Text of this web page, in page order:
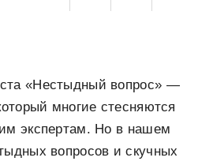
«Нестыдный вопрос» —
многие стесняются
экспертам. Но в нашем
вопросов и скучных